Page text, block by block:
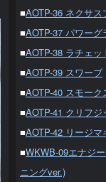
■AOTP-36 ネクサス
■AOTP-37 パワーグ
■AOTP-38 ラチェ
■AOTP-39 スワーブ
■AOTP-40 スモー
■AOTP-41 クリフ
■AOTP-42 リージマ
■WKWB-09エナジ
ニングver.)